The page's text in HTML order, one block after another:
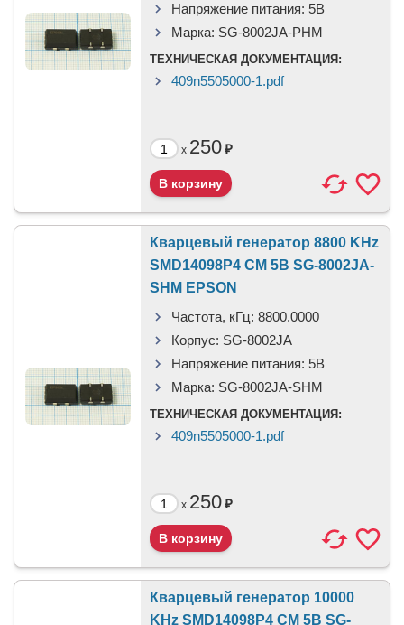
Напряжение питания: 5В
Марка: SG-8002JA-PHM
ТЕХНИЧЕСКАЯ ДОКУМЕНТАЦИЯ:
409n5505000-1.pdf
x 250₽
Кварцевый генератор 8800 KHz
SMD14098P4 CM 5В SG-8002JA-
SHM EPSON
Частота, кГц: 8800.0000
Корпус: SG-8002JA
Напряжение питания: 5В
Марка: SG-8002JA-SHM
ТЕХНИЧЕСКАЯ ДОКУМЕНТАЦИЯ:
409n5505000-1.pdf
x 250₽
Кварцевый генератор 10000
KHz SMD14098P4 CM 5В SG-